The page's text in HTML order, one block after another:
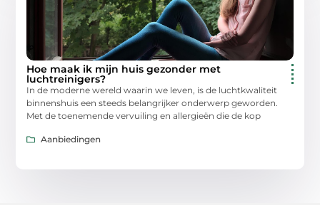
Hoe maak ik mijn huis gezonder met
luchtreinigers?
In de moderne wereld waarin we leven, is de luchtkwaliteit
binnenshuis een steeds belangrijker onderwerp geworden.
Met de toenemende vervuiling en allergieën die de kop
Aanbiedingen